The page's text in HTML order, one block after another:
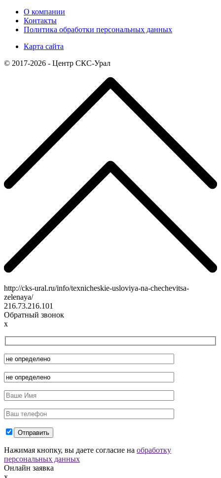
О компании
Контакты
Политика обработки персональных данных
Карта сайта
© 2017-2026 - Центр СКС-Урал
http://cks-ural.ru/info/texnicheskie-usloviya-na-chechevitsa-
zelenaya/
216.73.216.101
Обратный звонок
x
Нажимая кнопку, вы даете согласие на обработку
персональных данных
Онлайн заявка